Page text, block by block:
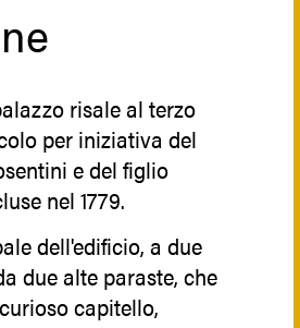
relazione di
di culto più antico
di S. Maria della
dai re di Sicilia e
il diritto di Regio
spettava
la nomina dei
la cura dell’edificio e
Dopo il
risale al terzo
per iniziativa del
e del figlio
nel 1779.
dell'edificio, a due
due alte paraste, che
capitello,